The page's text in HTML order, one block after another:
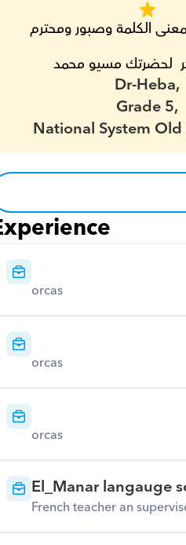
الكلمة وصبور ومحترم
لحضرتك مسيو محمد
Dr-Heba,
Grade 5,
National System
orcas
orcas
orcas
El_Manar langauge
French teacher an